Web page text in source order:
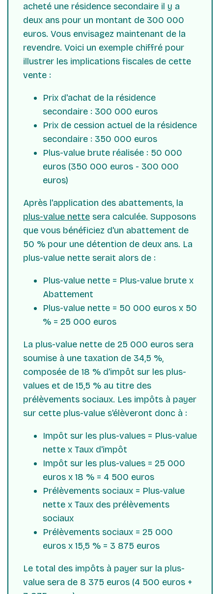
acheté une résidence secondaire il y a
deux ans pour un montant de 300 000
euros. Vous envisagez maintenant de la
revendre. Voici un exemple chiffré pour
illustrer les implications fiscales de cette
vente :
Prix d'achat de la résidence
secondaire : 300 000 euros
Prix de cession actuel de la résidence
secondaire : 350 000 euros
Plus-value brute réalisée : 50 000
euros (350 000 euros - 300 000
euros)
Après l'application des abattements, la
plus-value nette sera calculée. Supposons
que vous bénéficiez d'un abattement de
50 % pour une détention de deux ans. La
plus-value nette serait alors de :
Plus-value nette = Plus-value brute x
Abattement
Plus-value nette = 50 000 euros x 50
% = 25 000 euros
La plus-value nette de 25 000 euros sera
soumise à une taxation de 34,5 %,
composée de 18 % d'impôt sur les plus-
values et de 15,5 % au titre des
prélèvements sociaux. Les impôts à payer
sur cette plus-value s'élèveront donc à :
Impôt sur les plus-values = Plus-value
nette x Taux d'impôt
Impôt sur les plus-values = 25 000
euros x 18 % = 4 500 euros
Prélèvements sociaux = Plus-value
nette x Taux des prélèvements
sociaux
Prélèvements sociaux = 25 000
euros x 15,5 % = 3 875 euros
Le total des impôts à payer sur la plus-
value sera de 8 375 euros (4 500 euros +